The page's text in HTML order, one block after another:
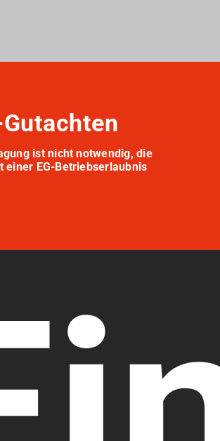
ist nicht notwendig, die
einer EG-Betriebserlaubnis